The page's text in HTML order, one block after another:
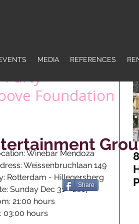
MEDIA REFERENCES
Party
Foundation
Winebar Mendoza
Weissenbruchlaan 149
Rotterdam - Hillegersberg
Sunday Dec 31 - 2017
21:00 hours
03:00 hours
Share